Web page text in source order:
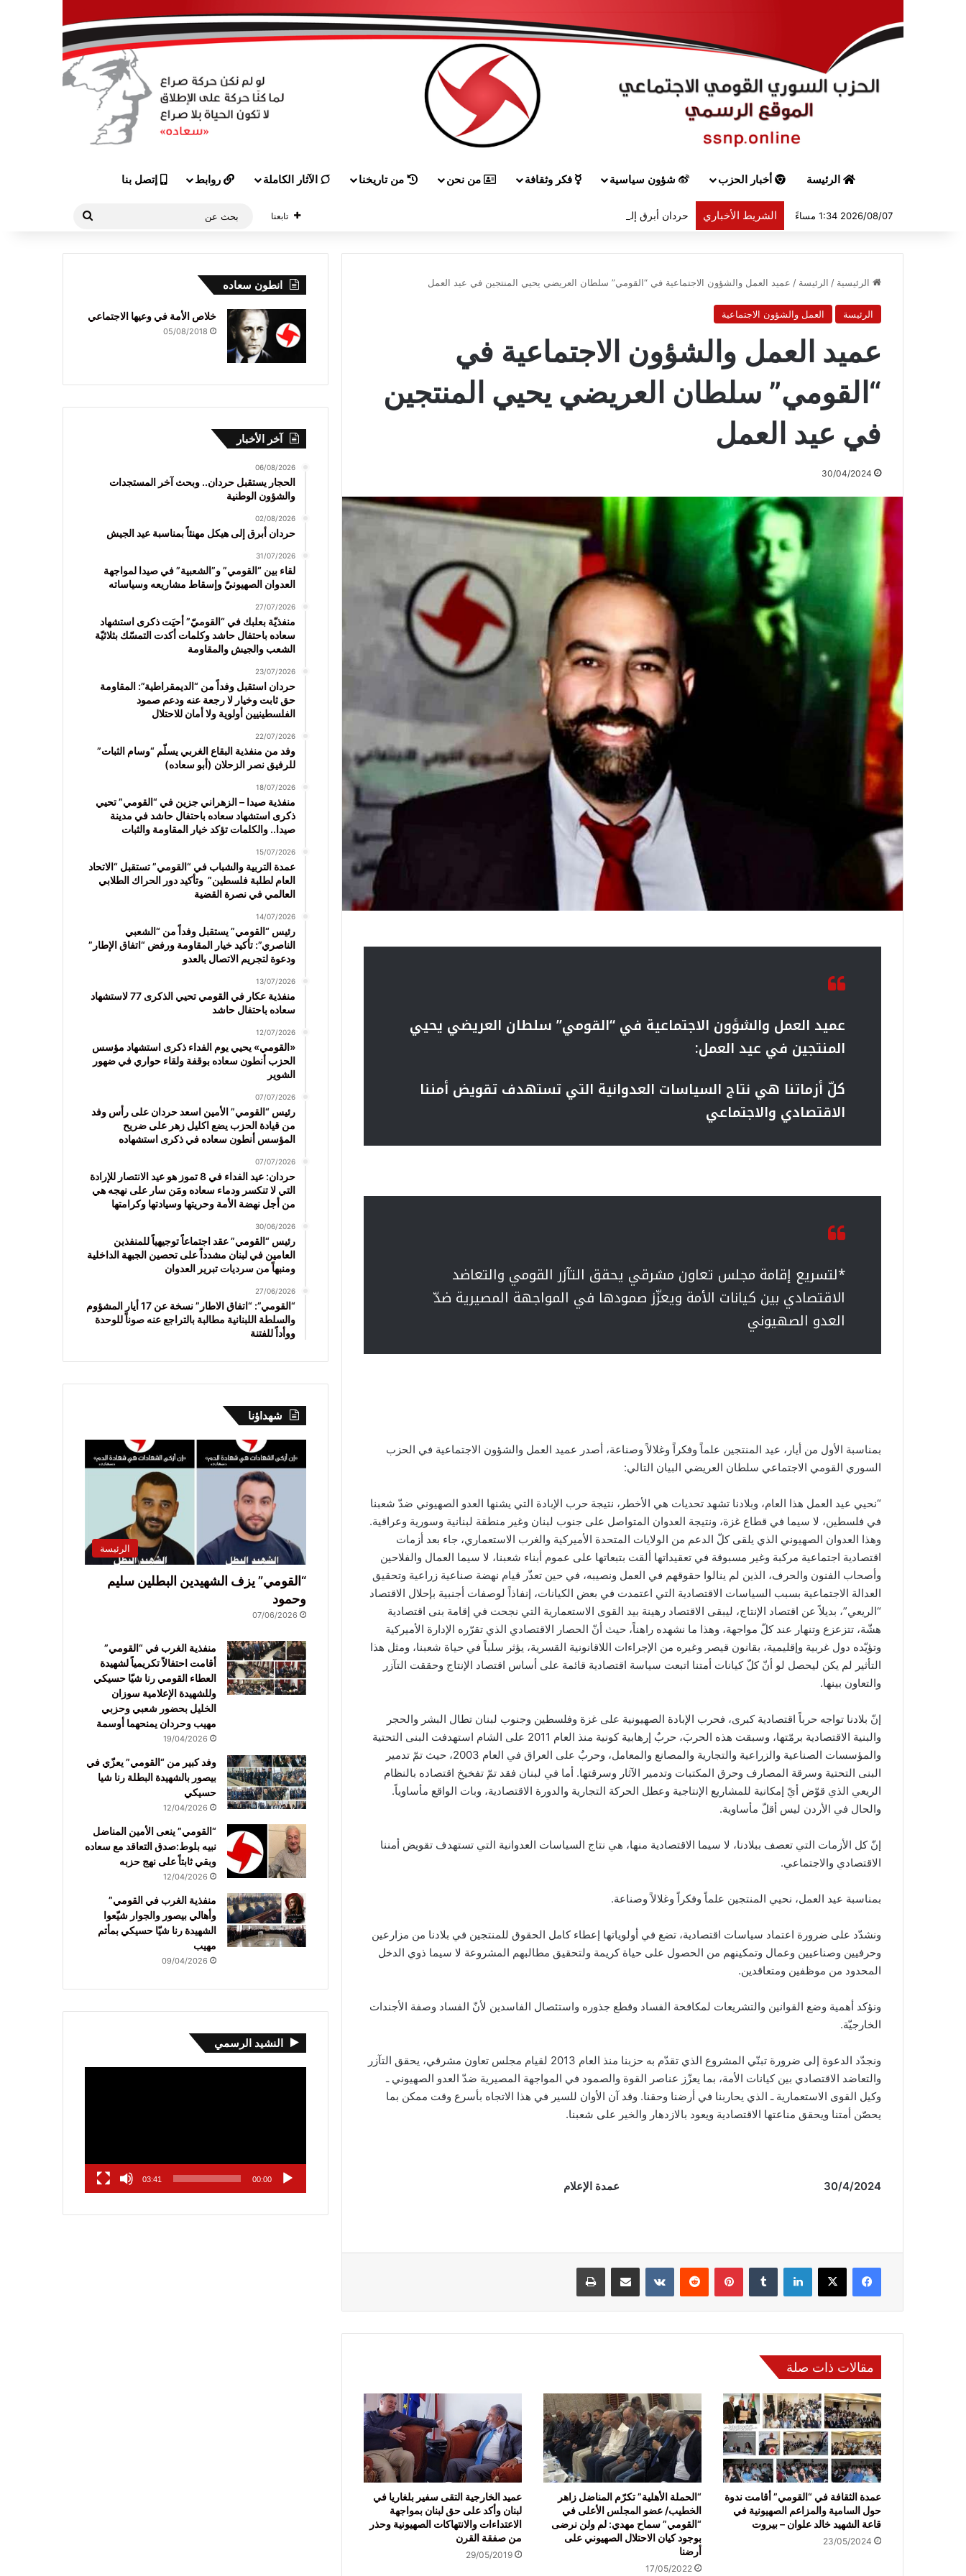
الرئيسة أخبار الحزب شؤون سياسية فكر وثقافة من نحن من تاريخنا الآثار الكاملة روابط إتصل بنا
2026/08/07 1:34 مساءً الشريط الأخباري حردان أبرق إلى هيكل مهنئاً بمناسبة عيد الجيش تابعنا
الرئيسية / الرئيسة / عميد العمل والشؤون الاجتماعية في “القومي” سلطان العريضي يحيي المنتجين في عيد العمل
الرئيسة العمل والشؤون الاجتماعية
عميد العمل والشؤون الاجتماعية في
“القومي” سلطان العريضي يحيي المنتجين
في عيد العمل
30/04/2024
عميد العمل والشؤون الاجتماعية في “القومي” سلطان العريضي يحيي
المنتجين في عيد العمل:
كلّ أزماتنا هي نتاج السياسات العدوانية التي تستهدف تقويض أمننا
الاقتصادي والاجتماعي
*لتسريع إقامة مجلس تعاون مشرقي يحقق التآزر القومي والتعاضد
الاقتصادي بين كيانات الأمة ويعزّز صمودها في المواجهة المصيرية ضدّ
العدو الصهيوني
بمناسبة الأول من أيار، عيد المنتجين علماً وفكراً وغلالاً وصناعة، أصدر عميد العمل والشؤون الاجتماعية في الحزب
السوري القومي الاجتماعي سلطان العريضي البيان التالي:
“نحيي عيد العمل هذا العام، وبلادنا تشهد تحديات هي الأخطر، نتيجة حرب الإبادة التي يشنها العدو الصهيوني ضدّ شعبنا
في فلسطين، لا سيما في قطاع غزة، ونتيجة العدوان المتواصل على جنوب لبنان وغير منطقة لبنانية وسورية وعراقية.
وهذا العدوان الصهيوني الذي يلقى كلّ الدعم من الولايات المتحدة الأميركية والغرب الاستعماري، جاء بعد أزمات
اقتصادية اجتماعية مركبة وغير مسبوقة في تعقيداتها ألقت بتبعاتها على عموم أبناء شعبنا، لا سيما العمال والفلاحين
وأصحاب الفنون والحرف، الذين لم ينالوا حقوقهم في العمل ونصيبه، في حين تعذّر قيام نهضة صناعية زراعية وتحقيق
العدالة الاجتماعية بسبب السياسات الاقتصادية التي اعتمدت في بعض الكيانات، إنفاذاً لوصفات أجنبية بإحلال الاقتصاد
“الريعي”، بديلاً عن اقتصاد الإنتاج، ليبقى الاقتصاد رهينة بيد القوى الاستعمارية التي نجحت في إقامة بنى اقتصادية
هشّة، تتزعزع وتنهار عند كلّ مواجهة، وهذا ما نشهده راهناً، حيث أنّ الحصار الاقتصادي الذي تقرّره الإدارة الأميركية
وتؤيّده دول غربية وإقليمية، بقانون قيصر وغيره من الإجراءات اللاقانونية القسرية، يؤثر سلباً في حياة شعبنا، ومثل هذا
التأثير لم يكن ليحصل لو أنّ كلّ كيانات أمتنا اتبعت سياسة اقتصادية قائمة على أساس اقتصاد الإنتاج وحققت التآزر
والتعاون بينها.
إنّ بلادنا تواجه حرباً اقتصادية كبرى، فحرب الإبادة الصهيونية على غزة وفلسطين وجنوب لبنان تطال البشر والحجر
والبنية الاقتصادية برمّتها، وسبقت هذه الحربَ، حربٌ إرهابية كونية منذ العام 2011 على الشام استهدفت البنى التحتية
والمؤسسات الصناعية والزراعية والتجارية والمصانع والمعامل، وحربٌ على العراق في العام 2003، حيث تمّ تدمير
البنى التحتية وسرقة المصارف وحرق المكتبات وتدمير الآثار وسرقتها. أما في لبنان فقد تمّ تفخيخ اقتصاده بالنظام
الريعي الذي قوّض أيّ إمكانية للمشاريع الإنتاجية وعطل الحركة التجارية والدورة الاقتصادية، وبات الواقع مأساوياً.
والحال في الأردن ليس أقلّ مأساوية.
إنّ كل الأزمات التي تعصف ببلادنا، لا سيما الاقتصادية منها، هي نتاج السياسات العدوانية التي تستهدف تقويض أمننا
الاقتصادي والاجتماعي.
بمناسبة عيد العمل، نحيي المنتجين علماً وفكراً وغلالاً وصناعة.
ونشدّد على ضرورة اعتماد سياسات اقتصادية، تضع في أولوياتها إعطاء كامل الحقوق للمنتجين في بلادنا من مزارعين
وحرفيين وصناعيين وعمال وتمكينهم من الحصول على حياة كريمة ولتحقيق مطالبهم المشروعة لا سيما ذوي الدخل
المحدود من موظفين ومتعاقدين.
ونؤكد أهمية وضع القوانين والتشريعات لمكافحة الفساد وقطع جذوره واستئصال الفاسدين لأنّ الفساد وصفة الأجندات
الخارجيّة.
ونجدّد الدعوة إلى ضرورة تبنّي المشروع الذي تقدّم به حزبنا منذ العام 2013 لقيام مجلس تعاون مشرقي، يحقق التآزر
والتعاضد الاقتصادي بين كيانات الأمة، بما يعزّز عناصر القوة والصمود في المواجهة المصيرية ضدّ العدو الصهيوني ـ
وكيل القوى الاستعمارية ـ الذي يحاربنا في أرضنا وحقنا. وقد آن الأوان للسير في هذا الاتجاه بأسرع وقت ممكن بما
يحصّن أمتنا ويحقق مناعتها الاقتصادية ويعود بالازدهار والخير على شعبنا.
30/4/2024 عمدة الإعلام
فيسبوك لينكدإن بينتيريست
مقالات ذات صلة
عمدة الثقافة في “القومي” أقامت ندوة
حول السامية والمزاعم الصهيونية في
قاعة الشهيد خالد علوان – بيروت
23/05/2024
“الحملة الأهلية” تكرّم المناضل زاهر
الخطيب/ عضو المجلس الأعلى في
“القومي” سماح مهدي: لم ولن نرضى
بوجود كيان الاحتلال الصهيوني على
أرضنا
17/05/2022
عميد الخارجية التقى سفير بلغاريا في
لبنان وأكد على حق لبنان بمواجهة
الاعتداءات والانتهاكات الصهيونية وحذر
من صفقة القرن
29/05/2019
انطون سعاده
خلاص الأمة في وعيها الاجتماعي
05/08/2018
آخر الأخبار
06/08/2026
الحجار يستقبل حردان.. وبحث آخر المستجدات
والشؤون الوطنية
02/08/2026
حردان أبرق إلى هيكل مهنئاً بمناسبة عيد الجيش
31/07/2026
لقاء بين “القومي” و”الشعبية” في صيدا لمواجهة
العدوان الصهيونيّ وإسقاط مشاريعه وسياساته
27/07/2026
منفذيّة بعلبك في “القوميّ” أحيَت ذكرى استشهاد
سعاده باحتفال حاشد وكلمات أكدت التمسّك بثلاثيّة
الشعب والجيش والمقاومة
23/07/2026
حردان استقبل وفداً من “الديمقراطية”: المقاومة
حق ثابت وخيار لا رجعة عنه ودعم صمود
الفلسطينيين أولوية ولا أمان للاحتلال
22/07/2026
وفد من منفذية البقاع الغربي يسلّم “وسام الثبات”
للرفيق نصر الزحلان (أبو سعاده)
18/07/2026
منفذية صيدا – الزهراني جزين في “القومي” تحيي
ذكرى استشهاد سعاده باحتفال حاشد في مدينة
صيدا.. والكلمات تؤكد خيار المقاومة والثبات
15/07/2026
عمدة التربية والشباب في “القومي” تستقبل “الاتحاد
العام لطلبة فلسطين” وتأكيد دور الحراك الطلابي
العالمي في نصرة القضية
14/07/2026
رئيس “القومي” يستقبل وفداً من “الشعبي
الناصري”: تأكيد خيار المقاومة ورفض “اتفاق الإطار”
ودعوة لتجريم الاتصال بالعدو
13/07/2026
منفذية عكار في القومي تحيي الذكرى 77 لاستشهاد
سعاده باحتفال حاشد
12/07/2026
«القومي» يحيي يوم الفداء ذكرى استشهاد مؤسس
الحزب أنطون سعاده بوقفة ولقاء حواري في ضهور
الشوير
07/07/2026
رئيس “القومي” الأمين اسعد حردان على رأس وفد
من قيادة الحزب يضع اكليل زهر على ضريح
المؤسس أنطون سعاده في ذكرى استشهاده
07/07/2026
حردان: عيد الفداء في 8 تموز هو عيد الانتصار للإرادة
التي لا تنكسر ودماء سعاده ومَن سار على نهجه هي
من أجل نهضة الأمة وحريتها وسيادتها وكرامتها
30/06/2026
رئيس “القومي” عقد اجتماعاً توجيهياً للمنفذين
العامين في لبنان مشدداً على تحصين الجبهة الداخلية
ومنبهاً من سرديات تبرير العدوان
27/06/2026
“القومي”: “اتفاق الاطار” نسخة عن 17 أيار المشؤوم
والسلطة اللبنانية مطالبة بالتراجع عنه صوناً للوحدة
ووأداً للفتنة
شهداؤنا
الرئيسة
“القومي” يزف الشهيدين البطلين سليم
وحمود
07/06/2026
منفذية الغرب في “القومي”
أقامت احتفالاً تكريمياً لشهيدة
العطاء القومي رنا شيّا حسيكي
وللشهيدة الإعلامية سوزان
الخليل بحضور شعبي وحزبي
مهيب وحردان يمنحهما أوسمة
19/04/2026
وفد كبير من “القومي” يعزّي في
بيصور بالشهيدة البطلة رنا شيا
حسيكي
12/04/2026
“القومي” ينعى الأمين المناضل
نبيه بلوط:صدق التعاقد مع سعاده
وبقي ثابتاً على نهج حزبه
12/04/2026
منفذية الغرب في القومي”
وأهالي بيصور والجوار شيّعوا
الشهيدة رنا شيّا حسيكي بمأتم
مهيب
09/04/2026
النشيد الرسمي
00:00
03:41